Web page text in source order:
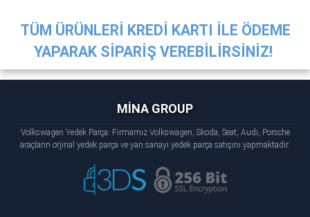
TÜM ÜRÜNLERİ KREDİ KARTI İLE ÖDEME
YAPARAK SİPARİŞ VEREBİLİRSİNİZ!
MİNA GROUP
Volkswagen Yedek Parça: Firmamız Volkswagen, Skoda, Seat, Audi, Porsche
araçların orjinal yedek parça ve yan sanayi yedek parça satışını yapmaktadır.